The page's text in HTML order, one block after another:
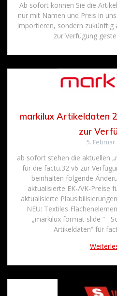
Ab sofort können Sie die
nur mit Namen und Preis in
importieren, sondern
zur Verfügung
markilux Artikeldaten
zur
5. Februar
ab sofort stehen die aktuellen
für die factu.32 v6 zur
beinhalten folgende
aktualisierte EK-/VK-Preise
aktualisierte
NEU: Textiles
„markilux format slide “
Artikeldaten“ für